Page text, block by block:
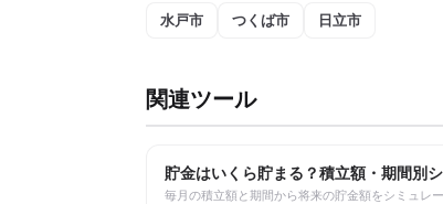
水戸市 つくば市 日立市
関連ツール
貯金はいくら貯まる？積立額・期間別
毎月の積立額と期間から将来の貯金額をシミュレー